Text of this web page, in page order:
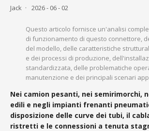
Jack 2026 - 06 - 02
Questo articolo fornisce un'analisi
di funzionamento di questo connettore,
del modello, delle caratteristiche
e dei processi di produzione,
standardizzata, delle problematiche
manutenzione e dei principali scenari
Nei camion pesanti, nei semirimorchi,
edili e negli impianti frenanti
disposizione delle curve dei tubi, il
ristretti e le connessioni a tenuta